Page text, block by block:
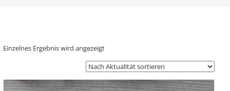
Einzelnes Ergebnis wird angezeigt